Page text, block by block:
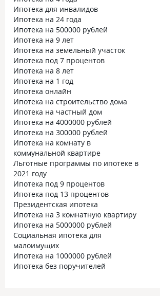
Ипотека для инвалидов
Ипотека на 24 года
Ипотека на 500000 рублей
Ипотека на 9 лет
Ипотека на земельный участок
Ипотека под 7 процентов
Ипотека на 8 лет
Ипотека на 1 год
Ипотека онлайн
Ипотека на строительство дома
Ипотека на частный дом
Ипотека на 4000000 рублей
Ипотека на 300000 рублей
Ипотека на комнату в
коммунальной квартире
Льготные программы по ипотеке в
2021 году
Ипотека под 9 процентов
Ипотека под 13 процентов
Президентская ипотека
Ипотека на 3 комнатную квартиру
Ипотека на 5000000 рублей
Социальная ипотека для
малоимущих
Ипотека на 1000000 рублей
Ипотека без поручителей